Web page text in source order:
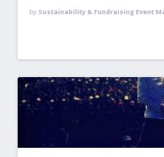
by Sustainability & Fundraising Event